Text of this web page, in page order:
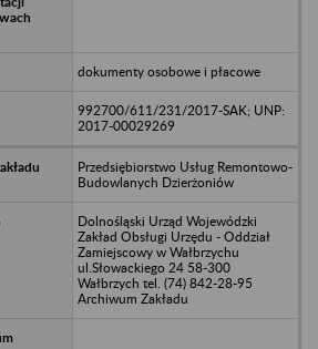
dokumenty osobowe i płacowe
992700/611/231/2017-SAK; UNP:
2017-00029269
Przedsiębiorstwo Usług Remontowo-
Budowlanych Dzierżoniów
Dolnośląski Urząd Wojewódzki
Zakład Obsługi Urzędu - Oddział
Zamiejscowy w Wałbrzychu
ul.Słowackiego 24 58-300
Wałbrzych tel. (74) 842-28-95
Archiwum Zakładu